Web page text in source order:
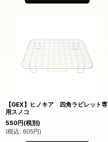
【GEX】ヒノキア 四角ラビレット専
用スノコ
550円(税別)
(税込 : 605円)